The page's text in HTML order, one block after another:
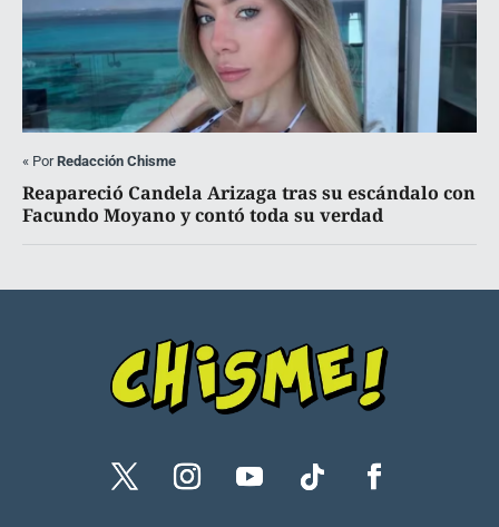
« PorRedacción Chisme
Reapareció Candela Arizaga tras su escándalo con
Facundo Moyano y contó toda su verdad